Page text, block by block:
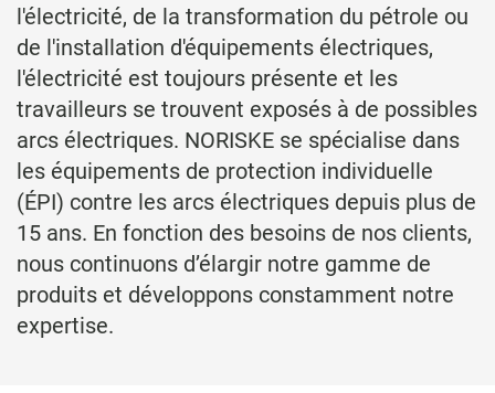
l'électricité, de la transformation du pétrole ou
de l'installation d'équipements électriques,
l'électricité est toujours présente et les
travailleurs se trouvent exposés à de possibles
arcs électriques. NORISKE se spécialise dans
les équipements de protection individuelle
(ÉPI) contre les arcs électriques depuis plus de
15 ans. En fonction des besoins de nos clients,
nous continuons d’élargir notre gamme de
produits et développons constamment notre
expertise.